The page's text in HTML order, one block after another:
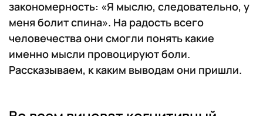
закономерность: «Я мыслю, следовательно, у
меня болит спина». На радость всего
человечества они смогли понять какие
именно мысли провоцируют боли.
Рассказываем, к каким выводам они пришли.